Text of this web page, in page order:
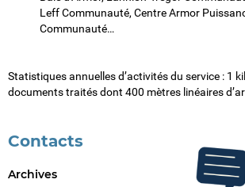
Leff Communauté, Centre Armor
Communauté…
Statistiques annuelles d’activités du service : 1
documents traités dont 400 mètres linéaires
Contacts
Archives